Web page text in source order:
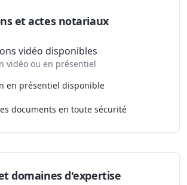
et actes notariaux
vidéo disponibles
vidéo ou en présentiel
en présentiel disponible
documents en toute sécurité
domaines d'expertise